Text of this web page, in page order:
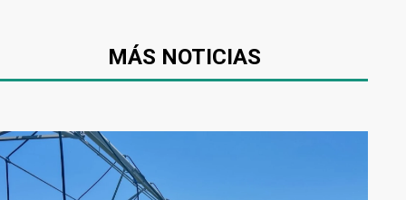
MÁS NOTICIAS